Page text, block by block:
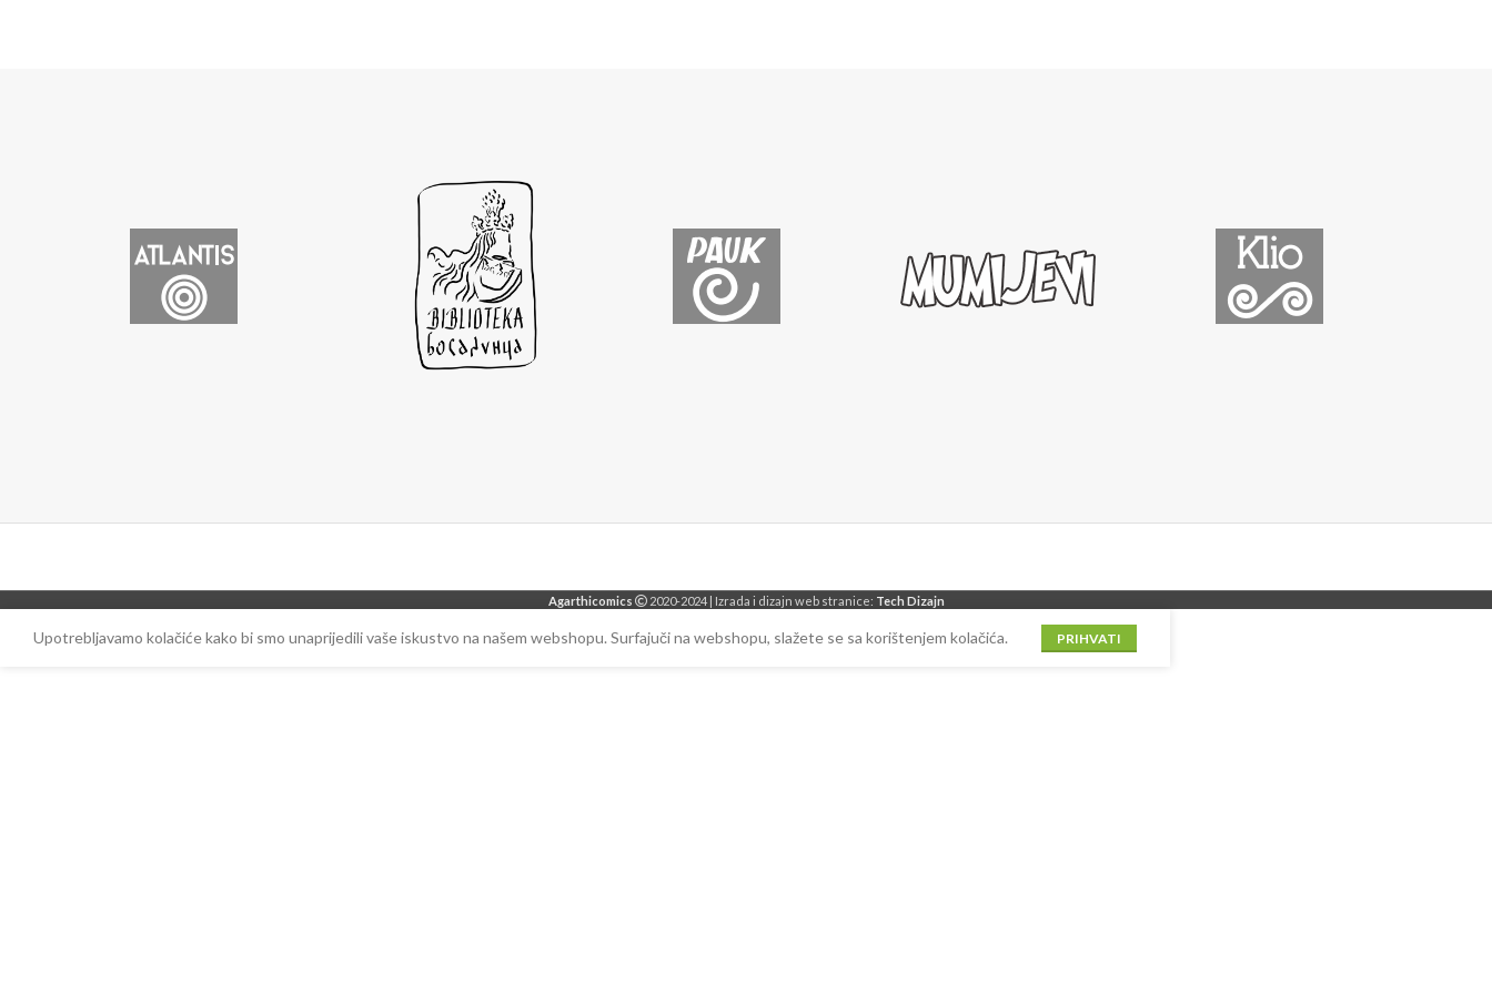
Agarthicomics 2020-2024 | Izrada i dizajn web stranice: Tech Dizajn
Upotrebljavamo kolačiće kako bi smo unaprijedili vaše iskustvo na našem webshopu. Surfajuči na webshopu, slažete se sa korištenjem kolačića. PRIHVATI